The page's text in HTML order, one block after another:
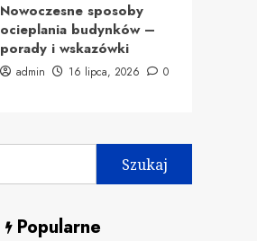
Nowoczesne sposoby
ocieplania budynków –
porady i wskazówki
admin 16 lipca, 2026 0
Popularne